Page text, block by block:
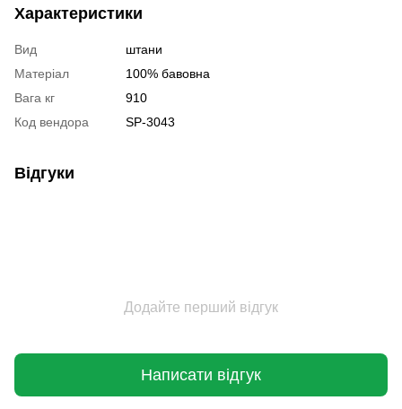
Характеристики
Вид
штани
Матеріал
100% бавовна
Вага кг
910
Код вендора
SP-3043
Відгуки
Додайте перший відгук
Написати відгук